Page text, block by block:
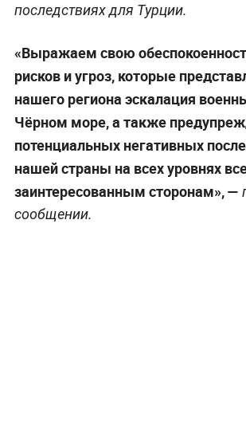
последствиях для Турции.
«Выражаем свою
рисков и угроз, которые
нашего региона эскалация
Чёрном море, а также
потенциальных негативных
нашей страны на всех уровнях
заинтересованным сторонам», —
сообщении.